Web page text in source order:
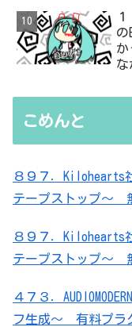
の
か
な
無
こめんと
８９７．Kilohearts
テープストップ～
８９７．Kilohearts
テープストップ～
４７３．
フ生成～ 有料プラ